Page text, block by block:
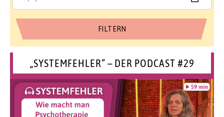
„SYSTEMFEHLER“ – DER PODCAST #29